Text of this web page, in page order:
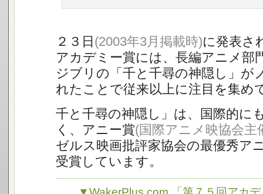
２３日 (2003年3月掲載時)に発表さ
アカデミー賞には、長編アニメ部
ジブリの「千と千尋の神隠し」が
れたことで従来以上に注目を集め
千と千尋の神隠し」は、国際的に
く、アニー賞(国際アニメ映協会主
ゼルス映画批評家協会の最優秀ア
受賞しています。